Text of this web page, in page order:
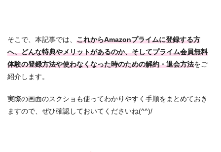
そこで、本記事では、 これからAmazonプライムに登録する方
へ、どんな特典やメリットがあるのか、そしてプライム会員無料
体験の登録方法や使わなくなった時のための解約・退会方法をご
紹介します。
実際の画面のスクショも使ってわかりやすく手順をまとめておき
ますので、ぜひ確認しておいてくださいね(^^)/